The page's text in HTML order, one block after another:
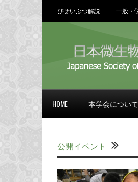
びせいぶつ解説 一般・
HOME 本学会について
公開イベント